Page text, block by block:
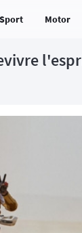
Sport Motor